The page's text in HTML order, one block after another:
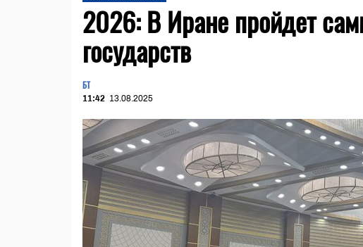
2026: В Иране пройдет
государств
БТ
11:42 13.08.2025